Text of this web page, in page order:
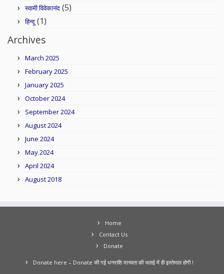
स्वामी विवेकानंद (5)
हिन्दू (1)
Archives
March 2025
February 2025
January 2025
October 2024
September 2024
August 2024
June 2024
May 2024
April 2024
August 2018
Home
Contact Us
Donate
Donate here – Donate की गई धनराशि मानवता की भलाई में ही इस्तेमाल होगी !